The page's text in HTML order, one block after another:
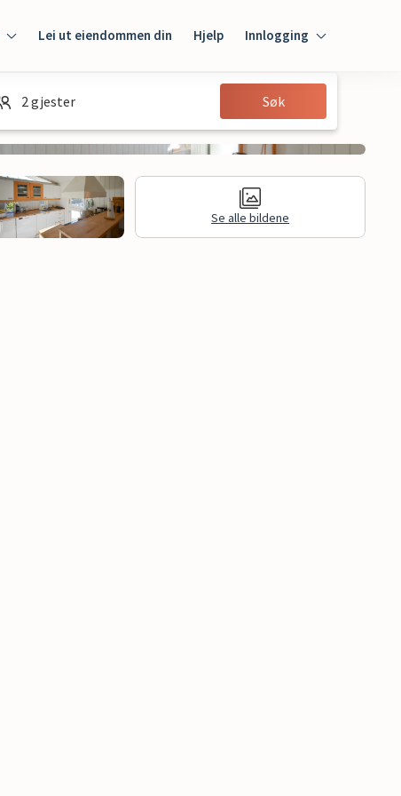
Lei ut eiendommen din Hjelp Innlogging
Innlogging
Gjest
2 gjester Søk
Se alle bildene